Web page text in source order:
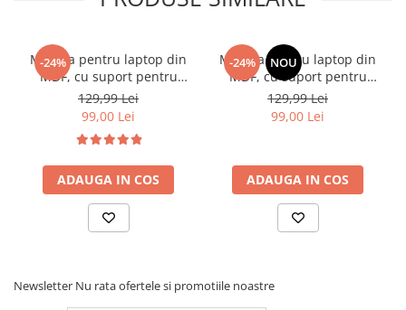
-24%
Masuta pentru laptop din
MDF, cu suport pentru
pahar, inclinare reglabila,
Alb, 60 x 32 x 25 cm
129,99 Lei
99,00 Lei
ADAUGA IN COS
-24% NOU
Masuta pentru laptop din
MDF, cu suport pentru
pahar, inclinare reglabila,
Lemn, 60 x 32 x 25 cm
129,99 Lei
99,00 Lei
ADAUGA IN COS
Newsletter Nu rata ofertele si promotiile noastre